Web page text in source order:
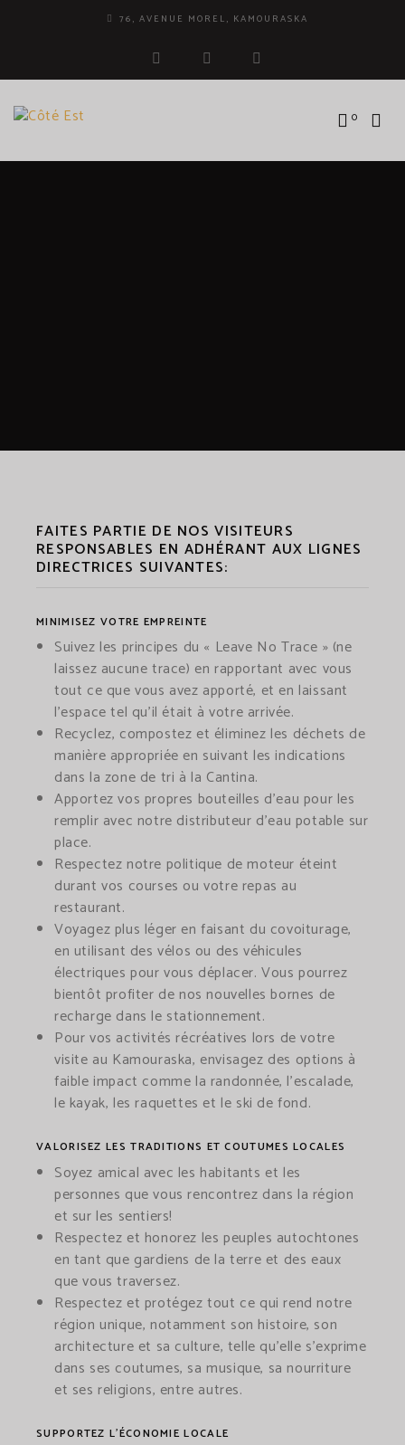
76, AVENUE MOREL, KAMOURASKA
facebook instagram
0
FAITES PARTIE DE NOS VISITEURS
RESPONSABLES EN ADHÉRANT AUX LIGNES
DIRECTRICES SUIVANTES:
MINIMISEZ VOTRE EMPREINTE
Suivez les principes du « Leave No Trace » (ne
laissez aucune trace) en rapportant avec vous
tout ce que vous avez apporté, et en laissant
l’espace tel qu’il était à votre arrivée.
Recyclez, compostez et éliminez les déchets de
manière appropriée en suivant les indications
dans la zone de tri à la Cantina.
Apportez vos propres bouteilles d’eau pour les
remplir avec notre distributeur d’eau potable sur
place.
Respectez notre politique de moteur éteint
durant vos courses ou votre repas au
restaurant.
Voyagez plus léger en faisant du covoiturage,
en utilisant des vélos ou des véhicules
électriques pour vous déplacer. Vous pourrez
bientôt profiter de nos nouvelles bornes de
recharge dans le stationnement.
Pour vos activités récréatives lors de votre
visite au Kamouraska, envisagez des options à
faible impact comme la randonnée, l’escalade,
le kayak, les raquettes et le ski de fond.
VALORISEZ LES TRADITIONS ET COUTUMES LOCALES
Soyez amical avec les habitants et les
personnes que vous rencontrez dans la région
et sur les sentiers!
Respectez et honorez les peuples autochtones
en tant que gardiens de la terre et des eaux
que vous traversez.
Respectez et protégez tout ce qui rend notre
région unique, notamment son histoire, son
architecture et sa culture, telle qu’elle s’exprime
dans ses coutumes, sa musique, sa nourriture
et ses religions, entre autres.
SUPPORTEZ L’ÉCONOMIE LOCALE